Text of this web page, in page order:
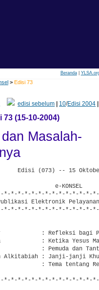
Beranda|
> Edisi 73
edisi sebelum 10/Edisi 2004
(15-10-2004)
Masalah-
Edisi (073) -- 15
e-KONSEL
*-*-*-*-*-*-*-*-*-*-*-*-*-
Elektronik
*-*-*-*-*-*-*-*-*-*-*-*-*-
: Refleksi bagi
: Ketika Yesus
: Pemuda dan
Alkitabiah : Janji-janji
: Tema tentang
*-*-*-*-*-*-*-*-*-*-*-*-*-*-*-